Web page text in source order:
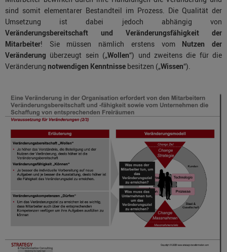
sind somit elementarer Bestandteil im Prozess. Die Qualität der
Umsetzung ist dabei jedoch abhängig von
Veränderungsbereitschaft und Veränderungsfähigkeit der
Mitarbeiter! Sie müssen nämlich erstens vom Nutzen der
Veränderung überzeugt sein („Wollen“) und zweitens die für die
Veränderung notwendigen Kenntnisse besitzen („Wissen“).